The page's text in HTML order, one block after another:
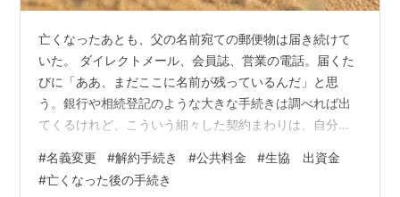
亡くなったあとも、父の名前宛ての郵便物は届き続けて
いた。 ダイレクトメール、会員誌、営業の電話。届くた
びに「ああ、まだここに名前が残っているんだ」と思
う。銀行や相続登記のような大きな手続きは調べれば出
てくるけれど、こういう細々した契約まわりは、自分で
なったあとに対応した契約の名義変更・解約・停止の記
録をまとめます。 電気・ガス・水道は名義変更だけで済
#名義変更 #解約手続き #公共料金 #生協 出資金
#亡くなった後の手続き